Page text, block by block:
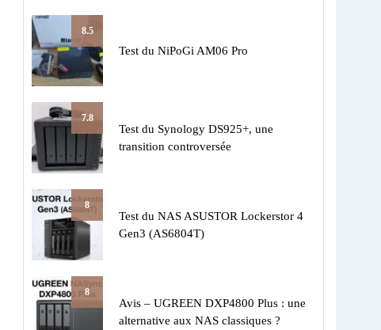
8.5
Test du NiPoGi AM06 Pro
7.8
Test du Synology DS925+, une
transition controversée
8
Test du NAS ASUSTOR Lockerstor 4
Gen3 (AS6804T)
8
Avis – UGREEN DXP4800 Plus : une
alternative aux NAS classiques ?